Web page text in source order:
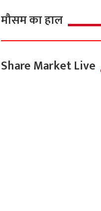
मौसम का हाल
Share Market Live